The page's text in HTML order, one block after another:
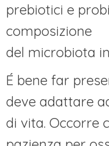
prebiotici e
composizione
del microbiota
É bene far
deve adattare
di vita. Occorre